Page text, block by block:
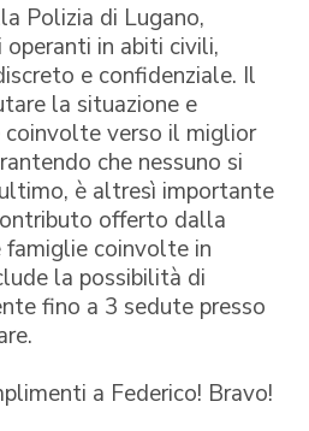
Polizia di Lugano,
in abiti civili,
e confidenziale. Il
la situazione e
coinvolte verso il miglior
che nessuno si
è altresì importante
offerto dalla
coinvolte in
la possibilità di
fino a 3 sedute presso
a Federico! Bravo!